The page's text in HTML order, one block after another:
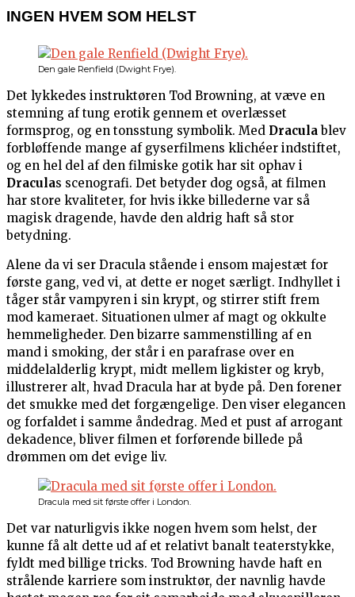
INGEN HVEM SOM HELST
Den gale Renfield (Dwight Frye).
Det lykkedes instruktøren Tod Browning, at væve en
stemning af tung erotik gennem et overlæsset
formsprog, og en tonsstung symbolik. Med Draculablev
forbløffende mange af gyserfilmens klichéer indstiftet,
og en hel del af den filmiske gotik har sit ophav i
Draculas scenografi. Det betyder dog også, at filmen
har store kvaliteter, for hvis ikke billederne var så
magisk dragende, havde den aldrig haft så stor
betydning.
Alene da vi ser Dracula stående i ensom majestæt for
første gang, ved vi, at dette er noget særligt. Indhyllet i
tåger står vampyren i sin krypt, og stirrer stift frem
mod kameraet. Situationen ulmer af magt og okkulte
hemmeligheder. Den bizarre sammenstilling af en
mand i smoking, der står i en parafrase over en
middelalderlig krypt, midt mellem ligkister og kryb,
illustrerer alt, hvad Dracula har at byde på. Den forener
det smukke med det forgængelige. Den viser elegancen
og forfaldet i samme åndedrag. Med et pust af arrogant
dekadence, bliver filmen et forførende billede på
drømmen om det evige liv.
Dracula med sit første offer i London.
Det var naturligvis ikke nogen hvem som helst, der
kunne få alt dette ud af et relativt banalt teaterstykke,
fyldt med billige tricks. Tod Browning havde haft en
strålende karriere som instruktør, der navnlig havde